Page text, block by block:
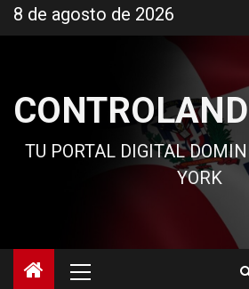
al
8 de agosto de 2026
TU PORTAL DIGITAL
YORK
principal